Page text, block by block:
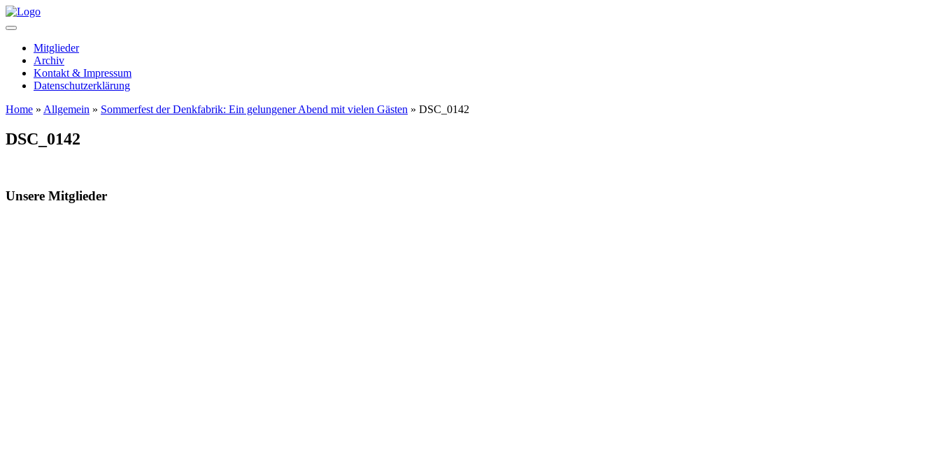
Mitglieder
Archiv
Kontakt & Impressum
Datenschutzerklärung
Home » Allgemein » Sommerfest der Denkfabrik: Ein gelungener Abend mit vielen Gästen » DSC_0142
DSC_0142
Unsere Mitglieder